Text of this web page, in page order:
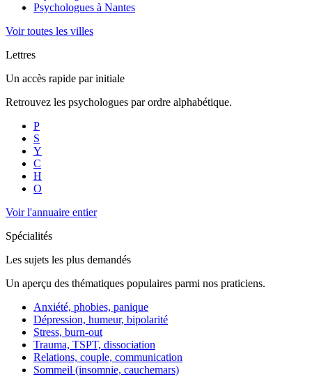
Psychologues à Nantes
Voir toutes les villes
Lettres
Un accès rapide par initiale
Retrouvez les psychologues par ordre alphabétique.
P
S
Y
C
H
O
Voir l'annuaire entier
Spécialités
Les sujets les plus demandés
Un aperçu des thématiques populaires parmi nos praticiens.
Anxiété, phobies, panique
Dépression, humeur, bipolarité
Stress, burn-out
Trauma, TSPT, dissociation
Relations, couple, communication
Sommeil (insomnie, cauchemars)